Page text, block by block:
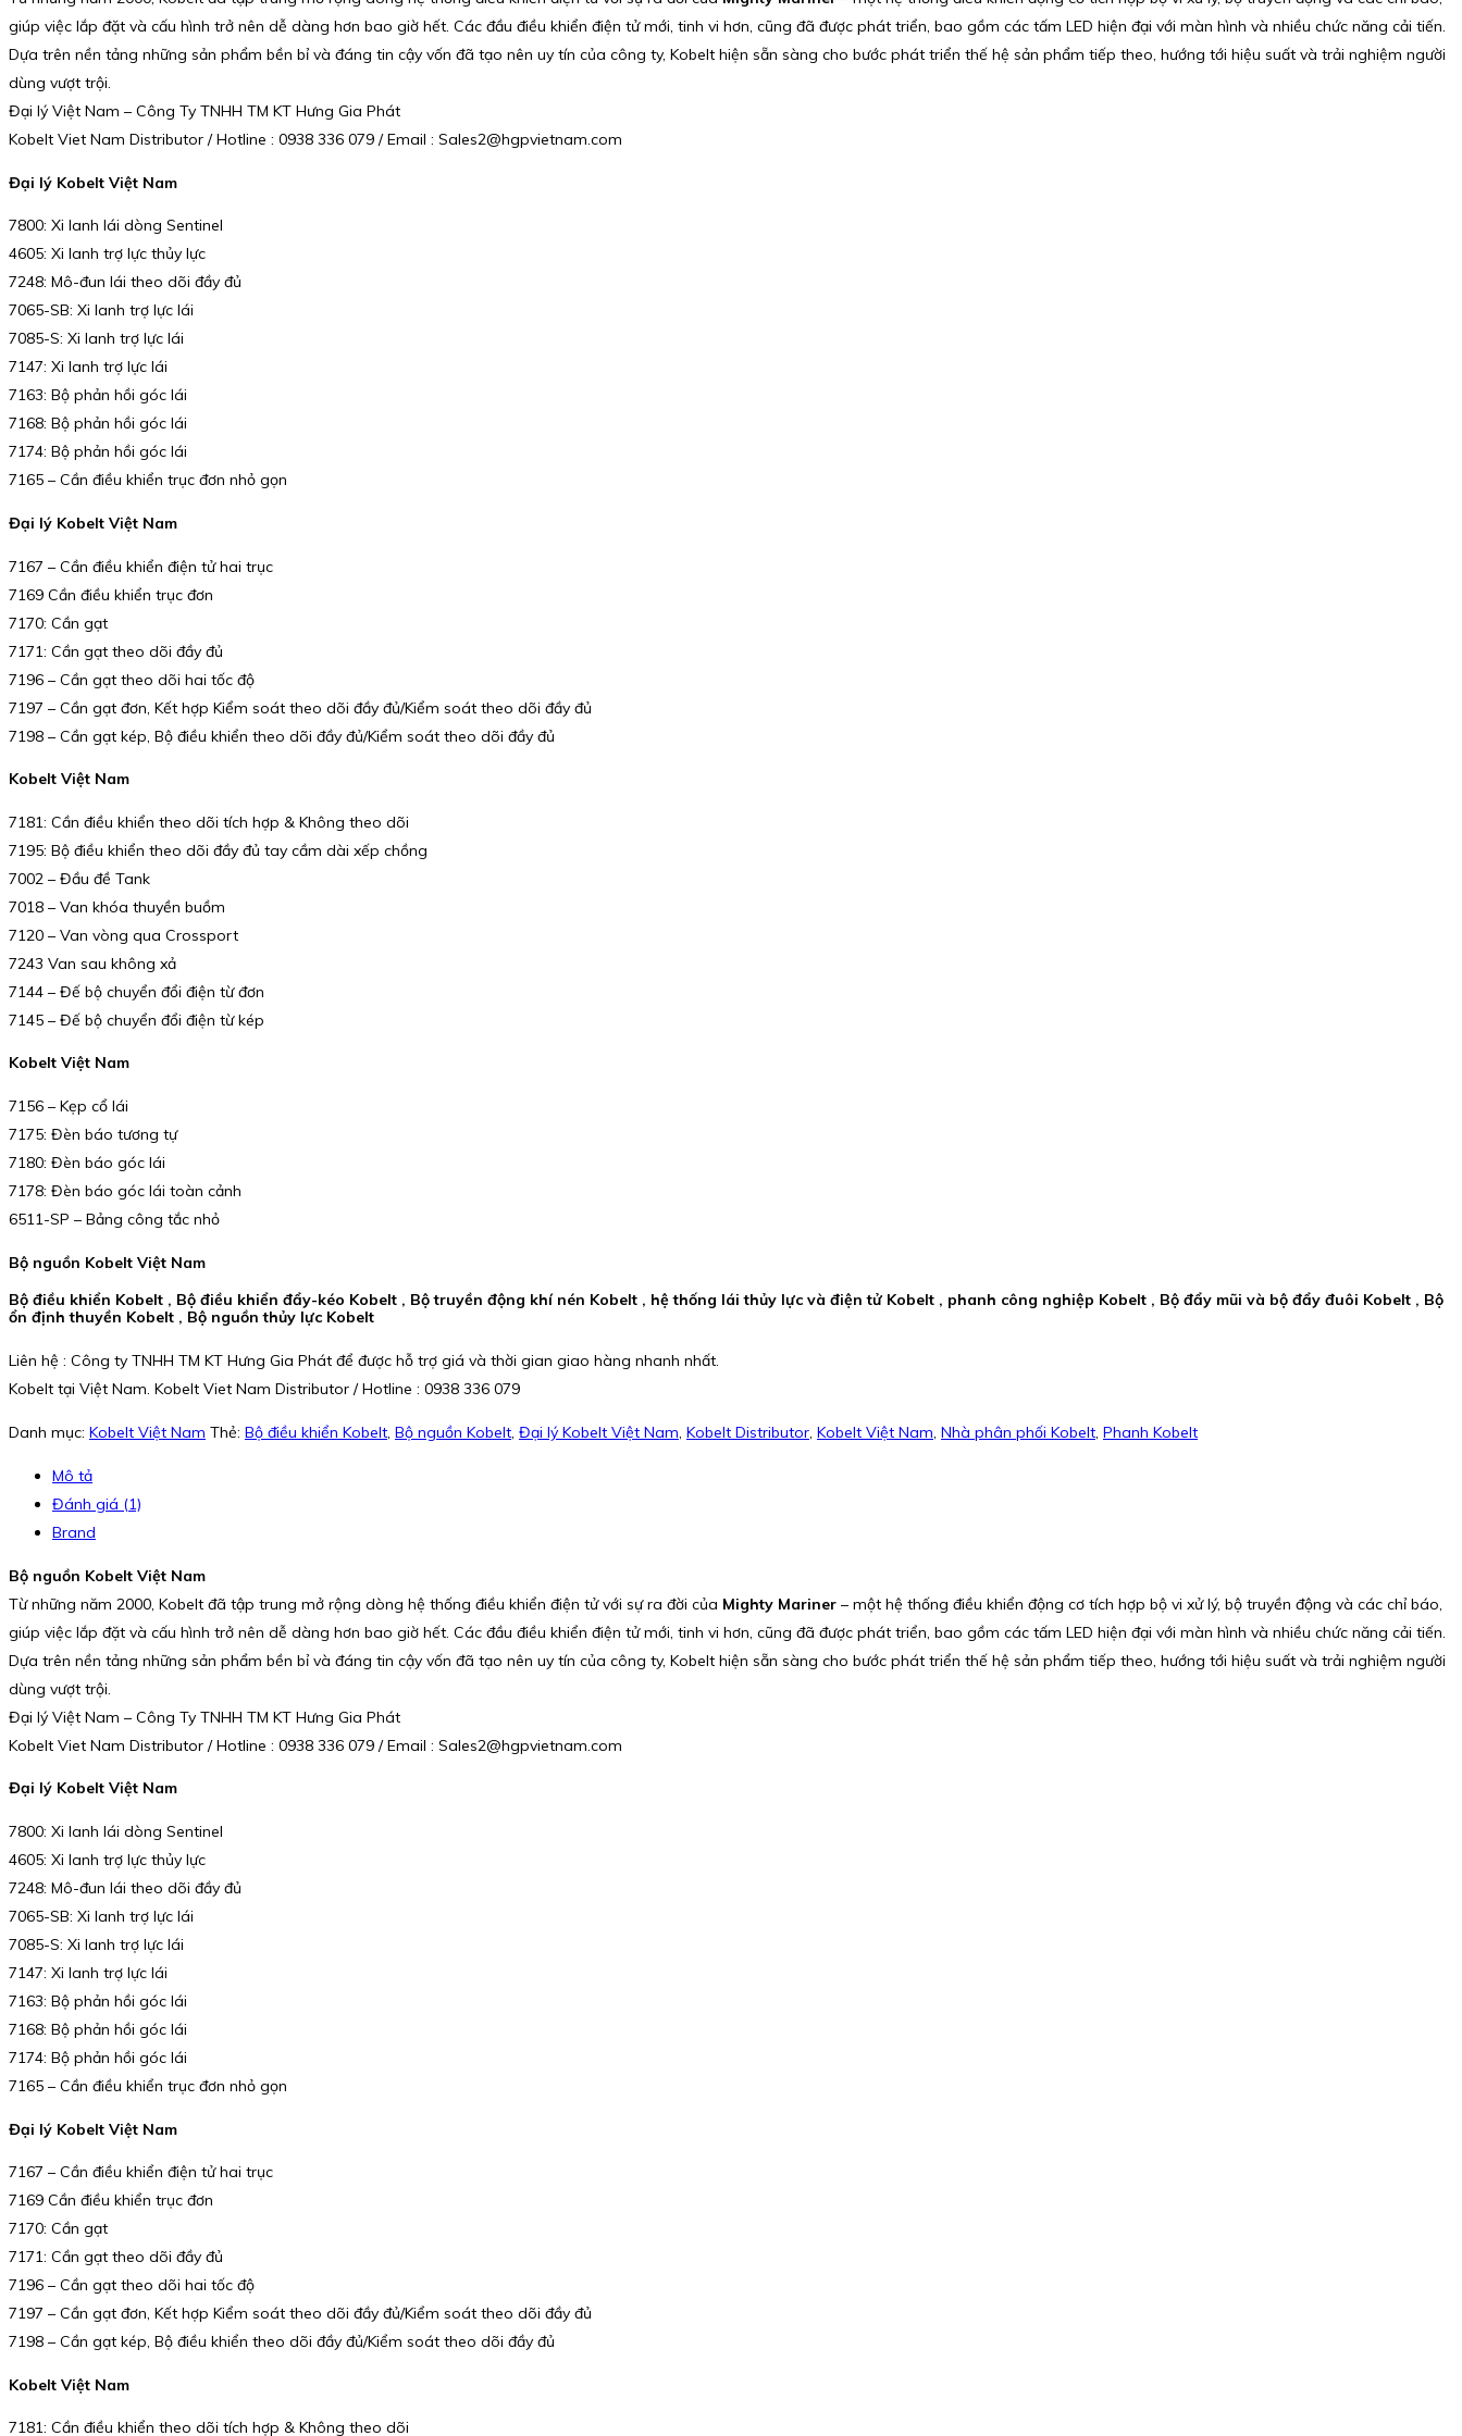
giúp việc lắp đặt và cấu hình trở nên dễ dàng hơn bao giờ hết. Các đầu điều khiển điện tử mới, tinh vi hơn, cũng đã được phát triển, bao gồm các tấm LED hiện đại với màn hình và nhiều chức năng cải tiến.
Dựa trên nền tảng những sản phẩm bền bỉ và đáng tin cậy vốn đã tạo nên uy tín của công ty, Kobelt hiện sẵn sàng cho bước phát triển thế hệ sản phẩm tiếp theo, hướng tới hiệu suất và trải nghiệm người
dùng vượt trội.
Đại lý Việt Nam – Công Ty TNHH TM KT Hưng Gia Phát
Kobelt Viet Nam Distributor / Hotline : 0938 336 079 / Email : Sales2@hgpvietnam.com
Đại lý Kobelt Việt Nam
7800: Xi lanh lái dòng Sentinel
4605: Xi lanh trợ lực thủy lực
7248: Mô-đun lái theo dõi đầy đủ
7065-SB: Xi lanh trợ lực lái
7085-S: Xi lanh trợ lực lái
7147: Xi lanh trợ lực lái
7163: Bộ phản hồi góc lái
7168: Bộ phản hồi góc lái
7174: Bộ phản hồi góc lái
7165 – Cần điều khiển trục đơn nhỏ gọn
Đại lý Kobelt Việt Nam
7167 – Cần điều khiển điện tử hai trục
7169 Cần điều khiển trục đơn
7170: Cần gạt
7171: Cần gạt theo dõi đầy đủ
7196 – Cần gạt theo dõi hai tốc độ
7197 – Cần gạt đơn, Kết hợp Kiểm soát theo dõi đầy đủ/Kiểm soát theo dõi đầy đủ
7198 – Cần gạt kép, Bộ điều khiển theo dõi đầy đủ/Kiểm soát theo dõi đầy đủ
Kobelt Việt Nam
7181: Cần điều khiển theo dõi tích hợp & Không theo dõi
7195: Bộ điều khiển theo dõi đầy đủ tay cầm dài xếp chồng
7002 – Đầu đề Tank
7018 – Van khóa thuyền buồm
7120 – Van vòng qua Crossport
7243 Van sau không xả
7144 – Đế bộ chuyển đổi điện từ đơn
7145 – Đế bộ chuyển đổi điện từ kép
Kobelt Việt Nam
7156 – Kẹp cổ lái
7175: Đèn báo tương tự
7180: Đèn báo góc lái
7178: Đèn báo góc lái toàn cảnh
6511-SP – Bảng công tắc nhỏ
Bộ nguồn Kobelt Việt Nam
Bộ điều khiển Kobelt , Bộ điều khiển đẩy-kéo Kobelt , Bộ truyền động khí nén Kobelt , hệ thống lái thủy lực và điện tử Kobelt , phanh công nghiệp Kobelt , Bộ đẩy mũi và bộ đẩy đuôi Kobelt , Bộ
ổn định thuyền Kobelt , Bộ nguồn thủy lực Kobelt
Liên hệ : Công ty TNHH TM KT Hưng Gia Phát để được hỗ trợ giá và thời gian giao hàng nhanh nhất.
Kobelt tại Việt Nam. Kobelt Viet Nam Distributor / Hotline : 0938 336 079
Danh mục: Kobelt Việt Nam Thẻ: Bộ điều khiển Kobelt, Bộ nguồn Kobelt, Đại lý Kobelt Việt Nam, Kobelt Distributor, Kobelt Việt Nam, Nhà phân phối Kobelt, Phanh Kobelt
Mô tả
Đánh giá (1)
Brand
Bộ nguồn Kobelt Việt Nam
Từ những năm 2000, Kobelt đã tập trung mở rộng dòng hệ thống điều khiển điện tử với sự ra đời của Mighty Mariner – một hệ thống điều khiển động cơ tích hợp bộ vi xử lý, bộ truyền động và các chỉ báo,
giúp việc lắp đặt và cấu hình trở nên dễ dàng hơn bao giờ hết. Các đầu điều khiển điện tử mới, tinh vi hơn, cũng đã được phát triển, bao gồm các tấm LED hiện đại với màn hình và nhiều chức năng cải tiến.
Dựa trên nền tảng những sản phẩm bền bỉ và đáng tin cậy vốn đã tạo nên uy tín của công ty, Kobelt hiện sẵn sàng cho bước phát triển thế hệ sản phẩm tiếp theo, hướng tới hiệu suất và trải nghiệm người
dùng vượt trội.
Đại lý Việt Nam – Công Ty TNHH TM KT Hưng Gia Phát
Kobelt Viet Nam Distributor / Hotline : 0938 336 079 / Email : Sales2@hgpvietnam.com
Đại lý Kobelt Việt Nam
7800: Xi lanh lái dòng Sentinel
4605: Xi lanh trợ lực thủy lực
7248: Mô-đun lái theo dõi đầy đủ
7065-SB: Xi lanh trợ lực lái
7085-S: Xi lanh trợ lực lái
7147: Xi lanh trợ lực lái
7163: Bộ phản hồi góc lái
7168: Bộ phản hồi góc lái
7174: Bộ phản hồi góc lái
7165 – Cần điều khiển trục đơn nhỏ gọn
Đại lý Kobelt Việt Nam
7167 – Cần điều khiển điện tử hai trục
7169 Cần điều khiển trục đơn
7170: Cần gạt
7171: Cần gạt theo dõi đầy đủ
7196 – Cần gạt theo dõi hai tốc độ
7197 – Cần gạt đơn, Kết hợp Kiểm soát theo dõi đầy đủ/Kiểm soát theo dõi đầy đủ
7198 – Cần gạt kép, Bộ điều khiển theo dõi đầy đủ/Kiểm soát theo dõi đầy đủ
Kobelt Việt Nam
7181: Cần điều khiển theo dõi tích hợp & Không theo dõi